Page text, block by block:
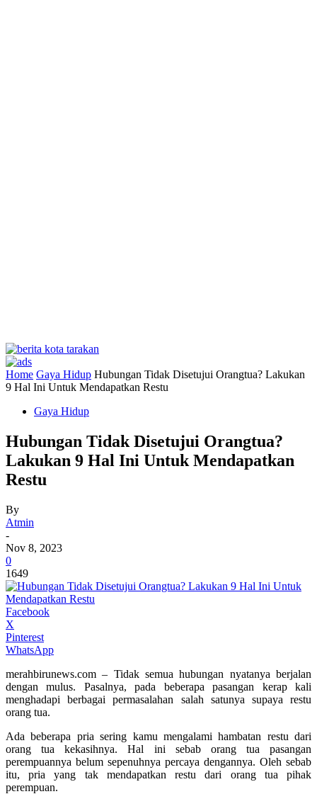
Home Gaya Hidup Hubungan Tidak Disetujui Orangtua? Lakukan
9 Hal Ini Untuk Mendapatkan Restu
Gaya Hidup
Hubungan Tidak Disetujui Orangtua?
Lakukan 9 Hal Ini Untuk Mendapatkan
Restu
By
Atmin
-
Nov 8, 2023
0
1649
Facebook
X
Pinterest
WhatsApp
merahbirunews.com – Tidak semua hubungan nyatanya berjalan
dengan mulus. Pasalnya, pada beberapa pasangan kerap kali
menghadapi berbagai permasalahan salah satunya supaya restu
orang tua.
Ada beberapa pria sering kamu mengalami hambatan restu dari
orang tua kekasihnya. Hal ini sebab orang tua pasangan
perempuannya belum sepenuhnya percaya dengannya. Oleh sebab
itu, pria yang tak mendapatkan restu dari orang tua pihak
perempuan.